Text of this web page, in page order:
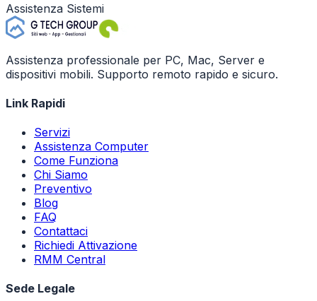
Assistenza Sistemi
Assistenza professionale per PC, Mac, Server e
dispositivi mobili. Supporto remoto rapido e sicuro.
Link Rapidi
Servizi
Assistenza Computer
Come Funziona
Chi Siamo
Preventivo
Blog
FAQ
Contattaci
Richiedi Attivazione
RMM Central
Sede Legale